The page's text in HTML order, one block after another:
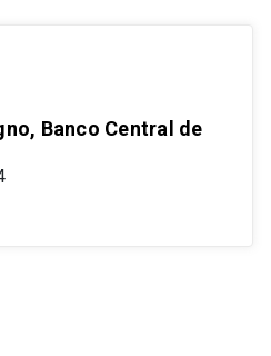
Banco Central de